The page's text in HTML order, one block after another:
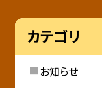
カテゴリ
お知らせ